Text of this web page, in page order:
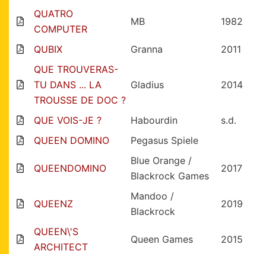
QUATRO
COMPUTER
MB 1982
QUBIX Granna
2011
QUE TROUVERAS-
TU DANS ... LA
TROUSSE DE DOC ?
Gladius 2014
QUE VOIS-JE ? Habourdin
s.d.
QUEEN DOMINO
Pegasus Spiele
QUEENDOMINO
Blue Orange /
Blackrock Games
2017
QUEENZ
Mandoo /
Blackrock
2019
QUEEN\'S
ARCHITECT
Queen Games 2015